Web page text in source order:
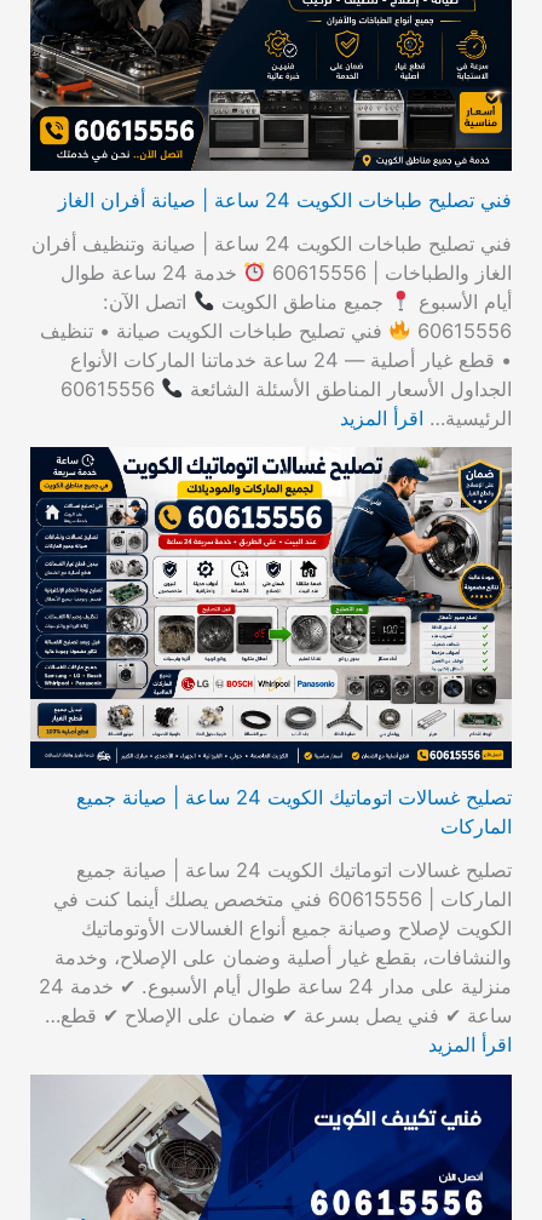
فني تصليح طباخات الكويت 24 ساعة | صيانة أفران الغاز
فني تصليح طباخات الكويت 24 ساعة | صيانة وتنظيف أفران
الغاز والطباخات | 60615556
خدمة 24 ساعة طوال
أيام الأسبوع
جميع مناطق الكويت
اتصل الآن:
60615556
فني تصليح طباخات الكويت صيانة • تنظيف
• قطع غيار أصلية — 24 ساعة خدماتنا الماركات الأنواع
الجداول الأسعار المناطق الأسئلة الشائعة
60615556
الرئيسية… اقرأ المزيد
تصليح غسالات اتوماتيك الكويت 24 ساعة | صيانة جميع
الماركات
تصليح غسالات اتوماتيك الكويت 24 ساعة | صيانة جميع
الماركات | 60615556 فني متخصص يصلك أينما كنت في
الكويت لإصلاح وصيانة جميع أنواع الغسالات الأوتوماتيك
والنشافات، بقطع غيار أصلية وضمان على الإصلاح، وخدمة
منزلية على مدار 24 ساعة طوال أيام الأسبوع. ✔ خدمة 24
ساعة ✔ فني يصل بسرعة ✔ ضمان على الإصلاح ✔ قطع…
اقرأ المزيد